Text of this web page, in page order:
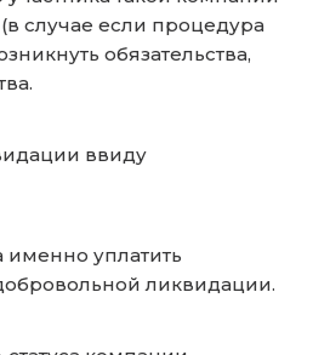
случае если процедура
обязательства,
ввиду
уплатить
ликвидации.